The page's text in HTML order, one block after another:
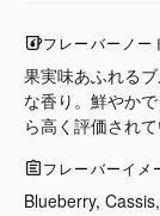
フレーバーノ
果実味あふれる
な香り。鮮やか
ら高く評価されて
フレーバーイ
Blueberry,